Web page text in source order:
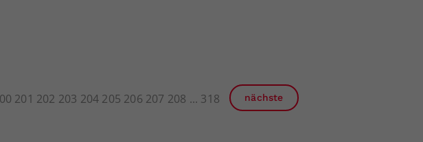
201 202 203 204 205 206 207 208 318 nächste